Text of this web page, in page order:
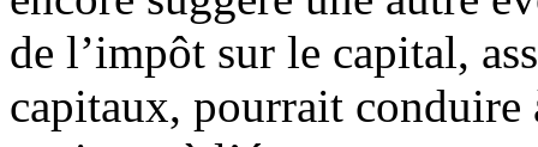
de l’impôt sur le capital,
capitaux, pourrait conduire